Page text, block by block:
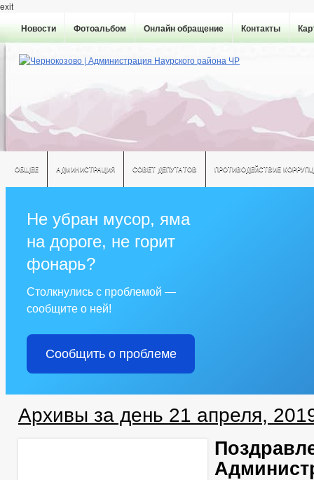
exit
Новости Фотоальбом Онлайн обращение Контакты
ОБЩЕЕ АДМИНИСТРАЦИЯ СОВЕТ ДЕПУТАТОВ ПРОТИВОДЕЙСТВИЕ
Не убран мусор, яма
на дороге, не горит
фонарь?
Столкнулись с проблемой —
сообщите о ней!
Сообщить о проблеме
Архивы за день 21 апреля,